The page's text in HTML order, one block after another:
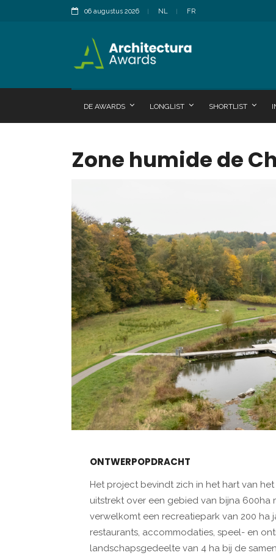
06 augustus 2026 NL FR
DE AWARDS LONGLIST SHORTLIST
Zone humide de
ONTWERPOPDRACHT
Het project bevindt zich in het hart van
uitstrekt over een gebied van bijna 600ha
verwelkomt een recreatiepark van 200 ha
restaurants, accommodaties, speel- en
landschapsgedeelte van 4 ha bij de